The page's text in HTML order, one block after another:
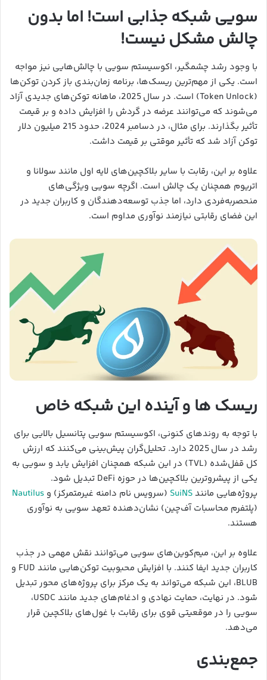
سویی شبکه جذابی است! اما بدون
چالش مشکل نیست!
با وجود رشد چشمگیر، اکوسیستم سویی با چالش‌هایی نیز مواجه
است. یکی از مهم‌ترین ریسک‌ها، برنامه زمان‌بندی باز کردن توکن‌ها
(Token Unlock) است. در سال 2025، ماهانه توکن‌های جدیدی آزاد
می‌شوند که می‌توانند عرضه در گردش را افزایش داده و بر قیمت
تأثیر بگذارند. برای مثال، در دسامبر 2024، حدود 215 میلیون دلار
توکن آزاد شد که تأثیر موقتی بر قیمت داشت.
علاوه بر این، رقابت با سایر بلاکچین‌های لایه اول مانند سولانا و
اتریوم همچنان یک چالش است. اگرچه سویی ویژگی‌های
منحصربه‌فردی دارد، اما جذب توسعه‌دهندگان و کاربران جدید در
این فضای رقابتی نیازمند نوآوری مداوم است.
ریسک ها و آینده این شبکه خاص
با توجه به روندهای کنونی، اکوسیستم سویی پتانسیل بالایی برای
رشد در سال 2025 دارد. تحلیل‌گران پیش‌بینی می‌کنند که ارزش
کل قفل‌شده (TVL) در این شبکه همچنان افزایش یابد و سویی به
یکی از پیشروترین بلاکچین‌ها در حوزه DeFi تبدیل شود.
پروژه‌هایی مانندSuiNS (سرویس نام دامنه غیرمتمرکز) و Nautilus
(پلتفرم محاسبات آف‌چین) نشان‌دهنده تعهد سویی به نوآوری
هستند.
علاوه بر این، میم‌کوین‌های سویی می‌توانند نقش مهمی در جذب
کاربران جدید ایفا کنند. با افزایش محبوبیت توکن‌هایی مانند FUD و
BLUB، این شبکه می‌تواند به یک مرکز برای پروژه‌های محور تبدیل
شود. در نهایت، حمایت نهادی و ادغام‌های جدید مانند USDC،
سویی را در موقعیتی قوی برای رقابت با غول‌های بلاکچین قرار
می‌دهد.
جمع‌بندی